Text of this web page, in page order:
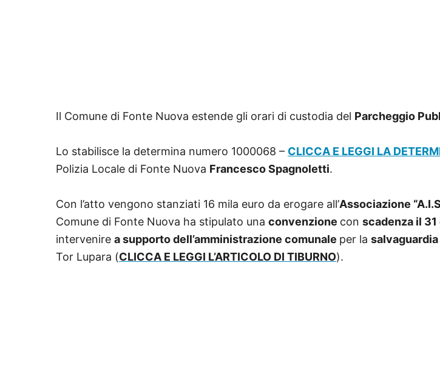
Il Comune di Fonte Nuova estende gli orari di custodia del Parcheggio
Lo stabilisce la determina numero 1000068 – CLICCA E LEGGI LA
Polizia Locale di Fonte Nuova Francesco Spagnoletti.
Con l’atto vengono stanziati 16 mila euro da erogare all’Associazione
Comune di Fonte Nuova ha stipulato una convenzione con scadenza il
intervenire a supporto dell’amministrazione comunale per la salvaguardia
Tor Lupara (CLICCA E LEGGI L’ARTICOLO DI TIBURNO).